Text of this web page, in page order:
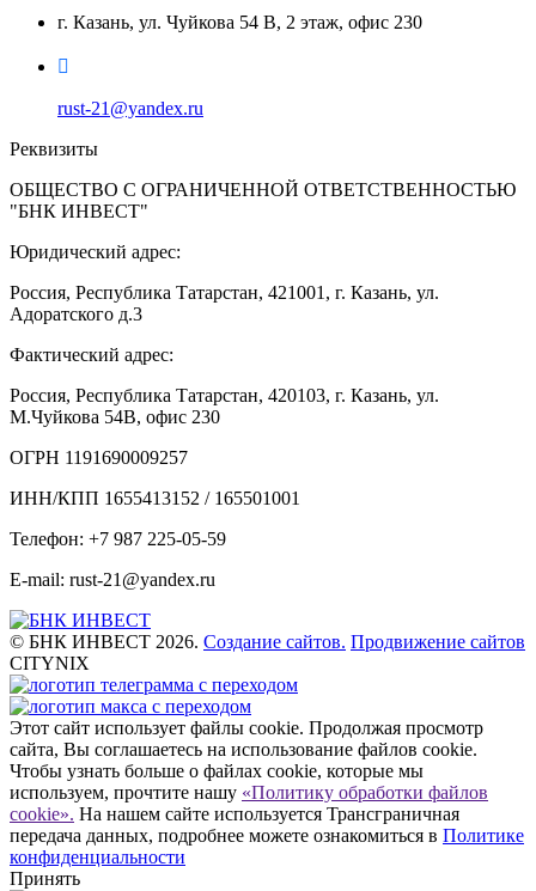
г. Казань, ул. Чуйкова 54 В, 2 этаж, офис 230
rust-21@yandex.ru
Реквизиты
ОБЩЕСТВО С ОГРАНИЧЕННОЙ ОТВЕТСТВЕННОСТЬЮ
"БНК ИНВЕСТ"
Юридический адрес:
Россия, Республика Татарстан, 421001, г. Казань, ул.
Адоратского д.3
Фактический адрес:
Россия, Республика Татарстан, 420103, г. Казань, ул.
М.Чуйкова 54В, офис 230
ОГРН 1191690009257
ИНН/КПП 1655413152 / 165501001
Телефон: +7 987 225-05-59
E-mail: rust-21@yandex.ru
© БНК ИНВЕСТ 2026. Создание сайтов. Продвижение сайтов
CITYNIX
Этот сайт использует файлы cookie. Продолжая просмотр
сайта, Вы соглашаетесь на использование файлов cookie.
Чтобы узнать больше о файлах cookie, которые мы
используем, прочтите нашу «Политику обработки файлов
cookie». На нашем сайте используется Трансграничная
передача данных, подробнее можете ознакомиться в Политике
конфиденциальности
Принять